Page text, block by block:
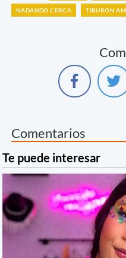
NADANDO CERCA TIBURÓN
Comentarios